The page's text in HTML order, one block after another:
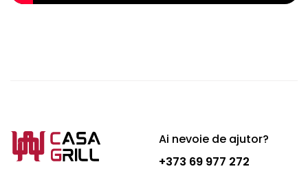
Ai nevoie de ajutor?
+373 69 977 272